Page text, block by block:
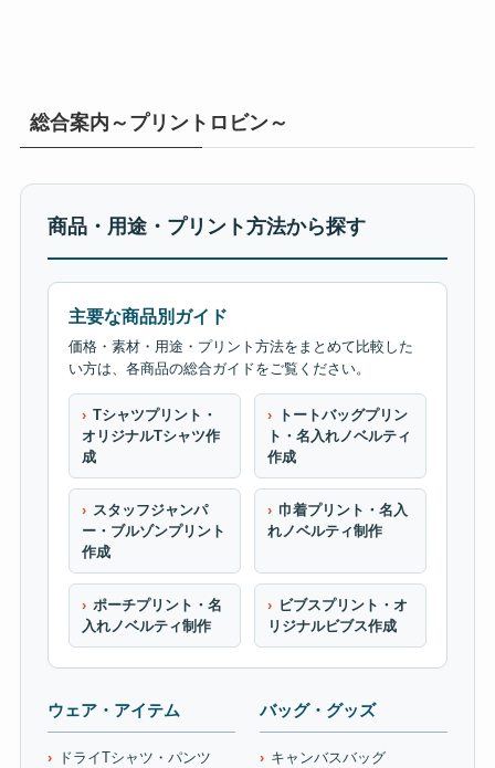
総合案内～プリントロビン～
商品・用途・プリント方法から探す
主要な商品別ガイド
価格・素材・用途・プリント方法をまとめて比較した
い方は、各商品の総合ガイドをご覧ください。
Tシャツプリント・
オリジナルTシャツ作
成
トートバッグプリン
ト・名入れノベルティ
作成
スタッフジャンパ
ー・ブルゾンプリント
作成
巾着プリント・名入
れノベルティ制作
ポーチプリント・名
入れノベルティ制作
ビブスプリント・オ
リジナルビブス作成
ウェア・アイテム
ドライTシャツ・パンツ
バッグ・グッズ
キャンバスバッグ